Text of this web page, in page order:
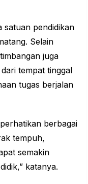
satuan pendidikan
Selain
juga
tempat tinggal
tugas berjalan
berbagai
tempuh,
semakin
katanya.